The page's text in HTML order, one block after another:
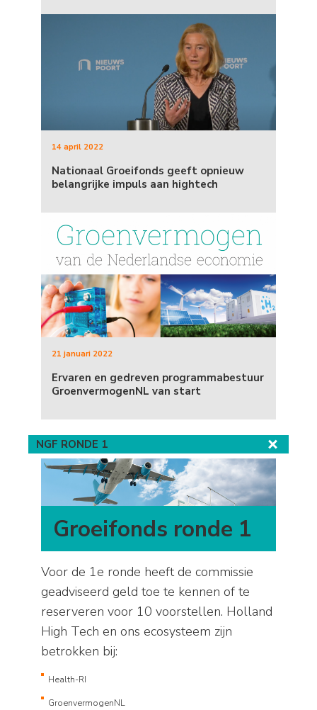
14 april 2022
Nationaal Groeifonds geeft opnieuw
belangrijke impuls aan hightech
21 januari 2022
Ervaren en gedreven programmabestuur
GroenvermogenNL van start
NGF RONDE 1
Groeifonds ronde 1
Voor de 1e ronde heeft de commissie
geadviseerd geld toe te kennen of te
reserveren voor 10 voorstellen. Holland
High Tech en ons ecosysteem zijn
betrokken bij:
Health-RI
GroenvermogenNL